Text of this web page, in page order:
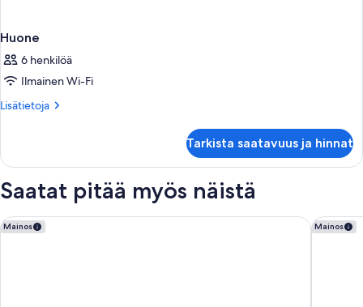
Huone
6 henkilöä
Ilmainen Wi-Fi
Lisätietoja
Lisätietoja
Tarkista saatavuus ja hinnat
Saatat pitää myös näistä
Mainos
citizenM Paris la Défense Mainos
H4